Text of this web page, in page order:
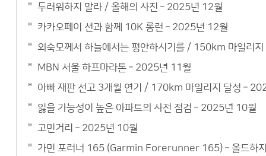
두려워하지 말라 / 올해의 사진 – 2025년 12월
카카오페이 션과 함께 10K 롱런 – 2025년 12월
외숙모께서 하늘에서는 평안하시기를 / 150km 마일리
MBN 서울 하프마라톤 – 2025년 11월
아빠 재판 선고 3개월 연기 / 170km 마일리지 달성 –
잃을 가능성이 높은 아파트의 사전 점검 – 2025년 10월
고민거리 – 2025년 10월
가민 포러너 165 (Garmin Forerunner 165) – 올드하지